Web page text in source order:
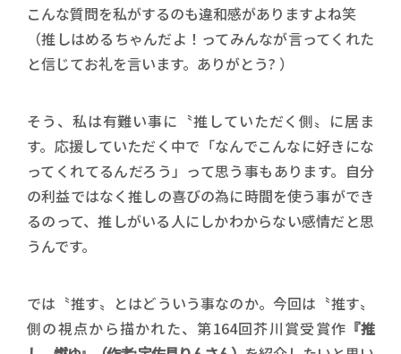
こんな質問を私がするのも違和感がありますよね笑
（推しはめるちゃんだよ！ってみんなが言ってくれた
と信じてお礼を言います。ありがとう? ）
そう、私は有難い事に〝推していただく側〟に居ま
す。応援していただく中で「なんでこんなに好きにな
ってくれてるんだろう」って思う事もあります。自分
の利益ではなく推しの喜びの為に時間を使う事ができ
るのって、推しがいる人にしかわからない感情だと思
うんです。
では〝推す〟とはどういう事なのか。今回は〝推す〟
側の視点から描かれた、第164回芥川賞受賞作 『推